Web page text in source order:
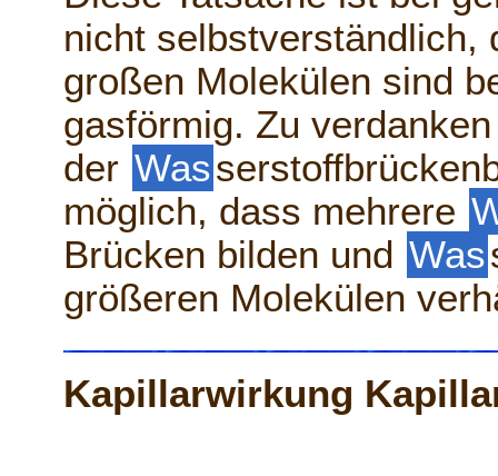
nicht selbstverständlich,
großen Molekülen sind
gasförmig. Zu
der Was
möglich, dass mehrere
Brücken bilden und Was
größeren Molekülen
Kapillarwirkung